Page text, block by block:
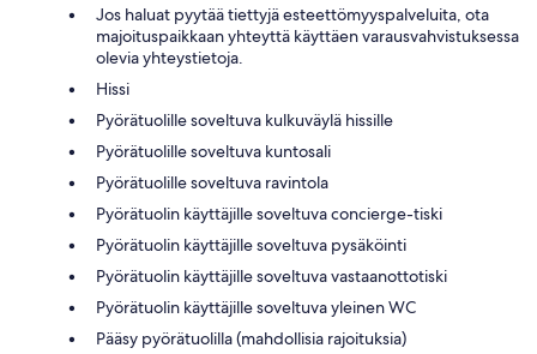
Jos haluat pyytää tiettyjä esteettömyyspalveluita, ota
majoituspaikkaan yhteyttä käyttäen varausvahvistuksessa
olevia yhteystietoja.
Hissi
Pyörätuolille soveltuva kulkuväylä hissille
Pyörätuolille soveltuva kuntosali
Pyörätuolille soveltuva ravintola
Pyörätuolin käyttäjille soveltuva concierge-tiski
Pyörätuolin käyttäjille soveltuva pysäköinti
Pyörätuolin käyttäjille soveltuva vastaanottotiski
Pyörätuolin käyttäjille soveltuva yleinen WC
Pääsy pyörätuolilla (mahdollisia rajoituksia)